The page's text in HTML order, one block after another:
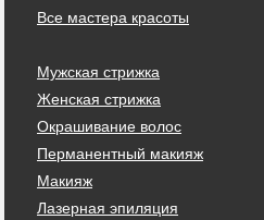
Все мастера красоты
Мужская стрижка
Женская стрижка
Окрашивание волос
Перманентный макияж
Макияж
Лазерная эпиляция